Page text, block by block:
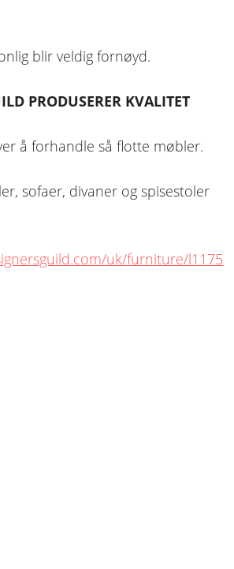
blir veldig fornøyd.
PRODUSERER KVALITET
å forhandle så flotte møbler.
sofaer, divaner og spisestoler
uk/furniture/l1175